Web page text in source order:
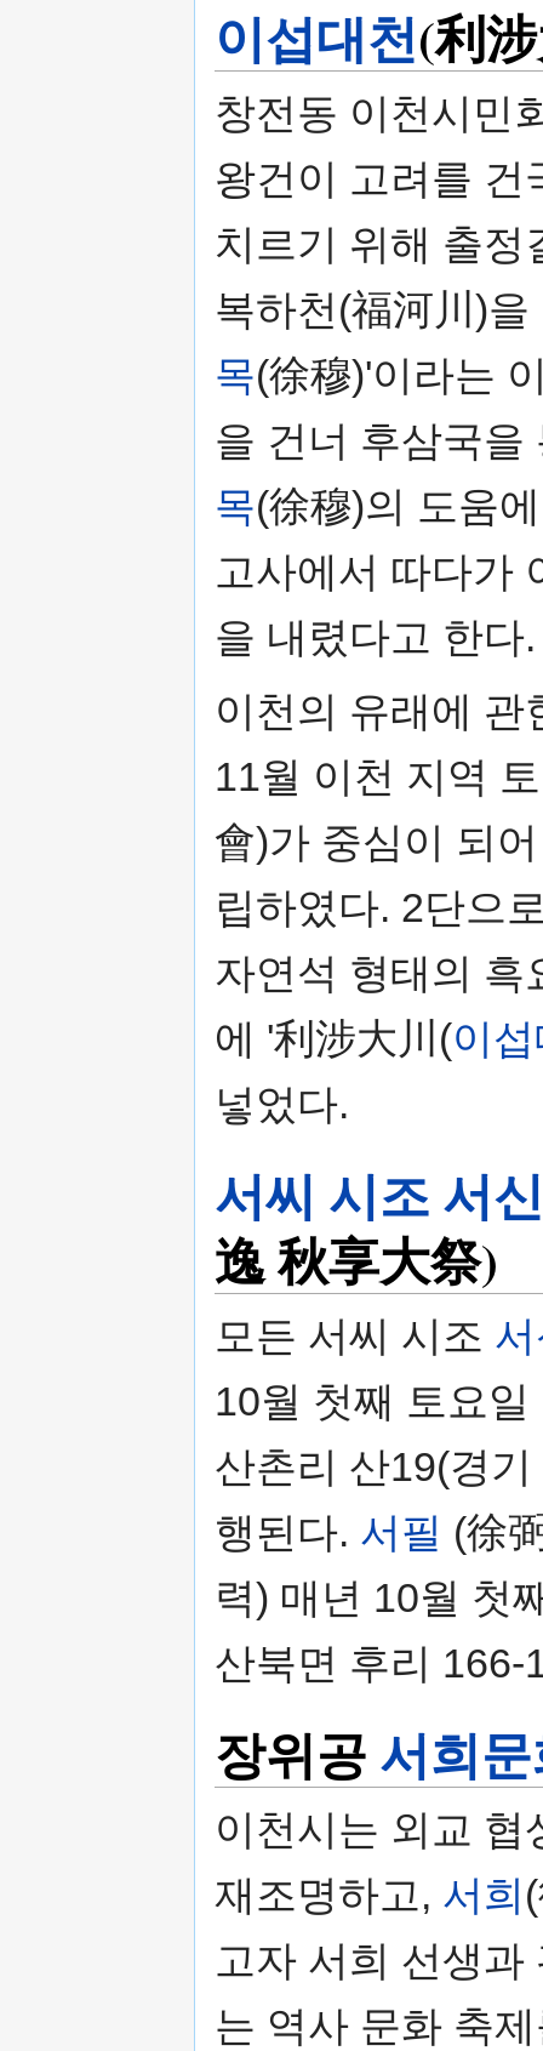
이섭대천(利
창전동 이천시민
왕건이 고려를 건
치르기 위해 출정
복하천(福河川)
목(徐穆)'이라는
을 건너 후삼국
목(徐穆)의 도움
고사에서 따다가
을 내렸다고 한다.
이천의 유래에 관
11월 이천 지역
會)가 중심이 되
립하였다. 2단으
자연석 형태의 흑
에 '利涉大川(이
넣었다.
서씨 시조 서
逸 秋享大祭)
모든 서씨 시조
10월 첫째 토요
산촌리 산19(경
행된다. 서필 (徐
력) 매년 10월 첫
산북면 후리 166-
장위공 서희
이천시는 외교
재조명하고, 서희
고자 서희 선생
는 역사 문화 축